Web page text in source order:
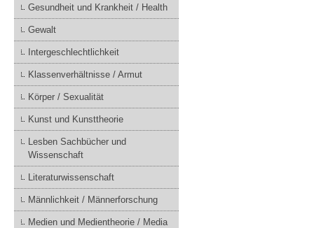
Gesundheit und Krankheit / Health
Gewalt
Intergeschlechtlichkeit
Klassenverhältnisse / Armut
Körper / Sexualität
Kunst und Kunsttheorie
Lesben Sachbücher und
Wissenschaft
Literaturwissenschaft
Männlichkeit / Männerforschung
Medien und Medientheorie / Media